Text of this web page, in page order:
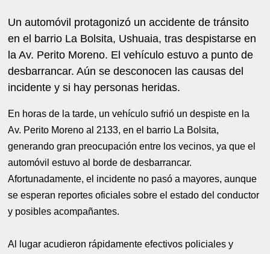
Un automóvil protagonizó un accidente de tránsito
en el barrio La Bolsita, Ushuaia, tras despistarse en
la Av. Perito Moreno. El vehículo estuvo a punto de
desbarrancar. Aún se desconocen las causas del
incidente y si hay personas heridas.
En horas de la tarde, un vehículo sufrió un despiste en la
Av. Perito Moreno al 2133, en el barrio La Bolsita,
generando gran preocupación entre los vecinos, ya que el
automóvil estuvo al borde de desbarrancar.
Afortunadamente, el incidente no pasó a mayores, aunque
se esperan reportes oficiales sobre el estado del conductor
y posibles acompañantes.
Al lugar acudieron rápidamente efectivos policiales y